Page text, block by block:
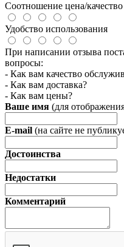
Соотношение цена/качество
Удобство использования
При написании отзыва
вопросы:
- Как вам качество
- Как вам доставка?
- Как вам цены?
Ваше имя (для
E-mail (на сайте не
Достоинства
Недостатки
Комментарий